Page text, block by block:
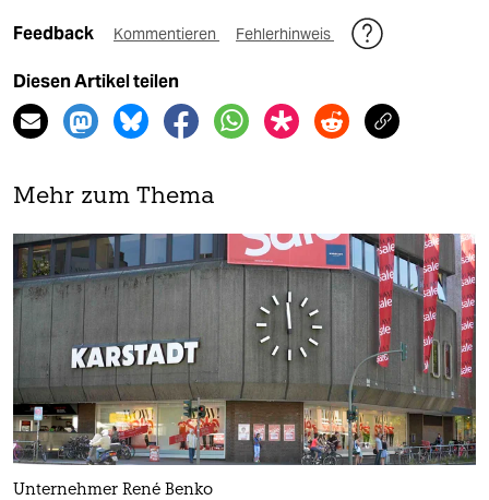
Feedback Kommentieren Fehlerhinweis
Diesen Artikel teilen
Mehr zum Thema
Unternehmer René Benko